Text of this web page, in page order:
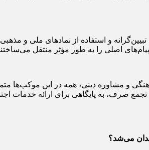
و استفاده از نمادهای ملی و
اصلی را به طور مؤثر منتقل
و مشاوره دینی، همه در این موکب‌ها
صرف، به پایگاهی برای ارائه خدمات
می‌شد؟